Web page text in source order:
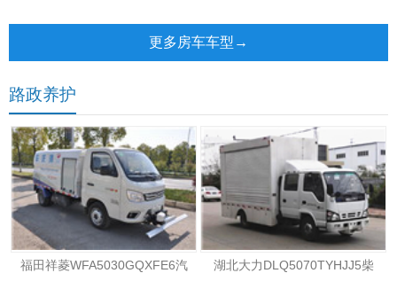
更多房车车型→
路政养护
福田祥菱WFA5030GQXFE6汽
湖北大力DLQ5070TYHJJ5柴